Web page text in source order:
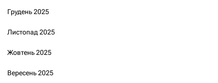
Грудень 2025
Листопад 2025
Жовтень 2025
Вересень 2025